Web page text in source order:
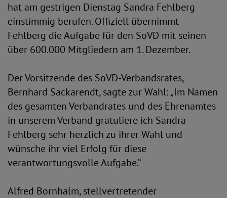
hat am gestrigen Dienstag Sandra Fehlberg
einstimmig berufen. Offiziell übernimmt
Fehlberg die Aufgabe für den SoVD mit seinen
über 600.000 Mitgliedern am 1. Dezember.
Der Vorsitzende des SoVD-Verbandsrates,
Bernhard Sackarendt, sagte zur Wahl: „Im Namen
des gesamten Verbandrates und des Ehrenamtes
in unserem Verband gratuliere ich Sandra
Fehlberg sehr herzlich zu ihrer Wahl und
wünsche ihr viel Erfolg für diese
verantwortungsvolle Aufgabe.“
Alfred Bornhalm, stellvertretender